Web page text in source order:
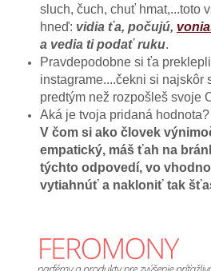
sluch, čuch, chuť hmat,...toto
hneď: vidia ťa, počujú,
a vedia ti podať ruku.
Pravdepodobne si ťa
instagrame....čekni si najskôr
predtým než rozpošleš svoje
Aká je tvoja pridaná hodnota?
V čom si ako človek
empatický, máš ťah na
týchto odpovedí, vo
vytiahnúť a nakloniť tak